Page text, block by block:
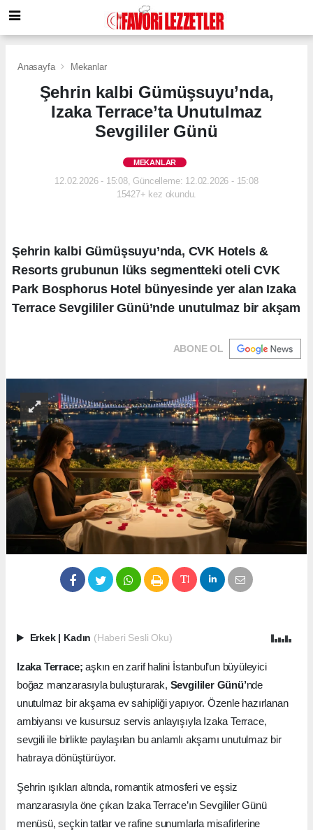
Anasayfa Mekanlar
Şehrin kalbi Gümüşsuyu’nda,
Izaka Terrace’ta Unutulmaz
Sevgililer Günü
MEKANLAR
12.02.2026 - 15:08, Güncelleme: 12.02.2026 - 15:08
15427+ kez okundu.
Şehrin kalbi Gümüşsuyu’nda, CVK Hotels &
Resorts grubunun lüks segmentteki oteli CVK
Park Bosphorus Hotel bünyesinde yer alan Izaka
Terrace Sevgililer Günü’nde unutulmaz bir akşam
ABONE OL
Erkek | Kadın (Haberi Sesli Oku)
Izaka Terrace; aşkın en zarif halini İstanbul’un büyüleyici
boğaz manzarasıyla buluşturarak, Sevgililer Günü’nde
unutulmaz bir akşama ev sahipliği yapıyor. Özenle hazırlanan
ambiyansı ve kusursuz servis anlayışıyla Izaka Terrace,
sevgili ile birlikte paylaşılan bu anlamlı akşamı unutulmaz bir
hatıraya dönüştürüyor.
Şehrin ışıkları altında, romantik atmosferi ve eşsiz
manzarasıyla öne çıkan Izaka Terrace’ın Sevgililer Günü
menüsü, seçkin tatlar ve rafine sunumlarla misafirlerine